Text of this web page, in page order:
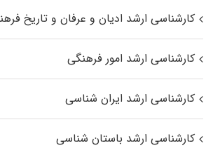
کارشناسی ارشد ادیان و عرفان و تاریخ
کارشناسی ارشد امور فرهنگی
کارشناسی ارشد ایران شناسی
کارشناسی ارشد باستان شناسی